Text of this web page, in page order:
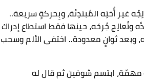
غير أُختِه المُبتدِئة، وبِحركةٍ سريعة..
وتُعالِج جُرحَه، حينها فقط استطاع إدراك
وبعد ثوانٍ معدودة.. اختفى الألم وسحب
ابتسم شوفين ثم قال له